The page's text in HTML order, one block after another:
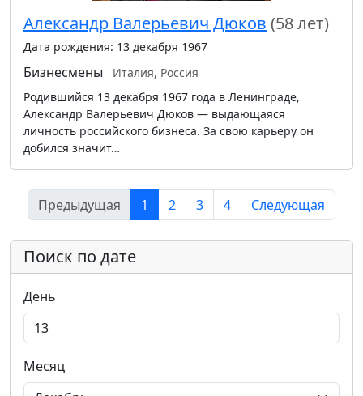
Александр Валерьевич Дюков (58 лет)
Дата рождения: 13 декабря 1967
Бизнесмены
Италия, Россия
Родившийся 13 декабря 1967 года в Ленинграде,
Александр Валерьевич Дюков — выдающаяся
личность российского бизнеса. За свою карьеру он
добился значит…
Предыдущая 1 2 3 4 Следующая
Поиск по дате
День
Месяц